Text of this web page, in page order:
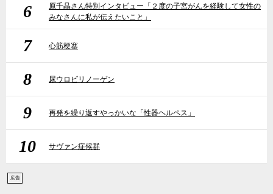
6
原千晶さん特別インタビュー「２度の子宮がんを経験して女性の
みなさんに私が伝えたいこと」
7 心筋梗塞
8 尿ウロビリノーゲン
9 再発を繰り返すやっかいな「性器ヘルペス」
10 サヴァン症候群
広告